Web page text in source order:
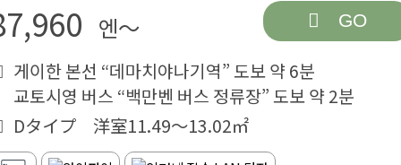
엔～ GO
게이한 본선 “데마치야나기역” 도보 약 6분
교토시영 버스 “백만벤 버스 정류장” 도보 약 2분
Dタイプ 洋室11.49～13.02㎡